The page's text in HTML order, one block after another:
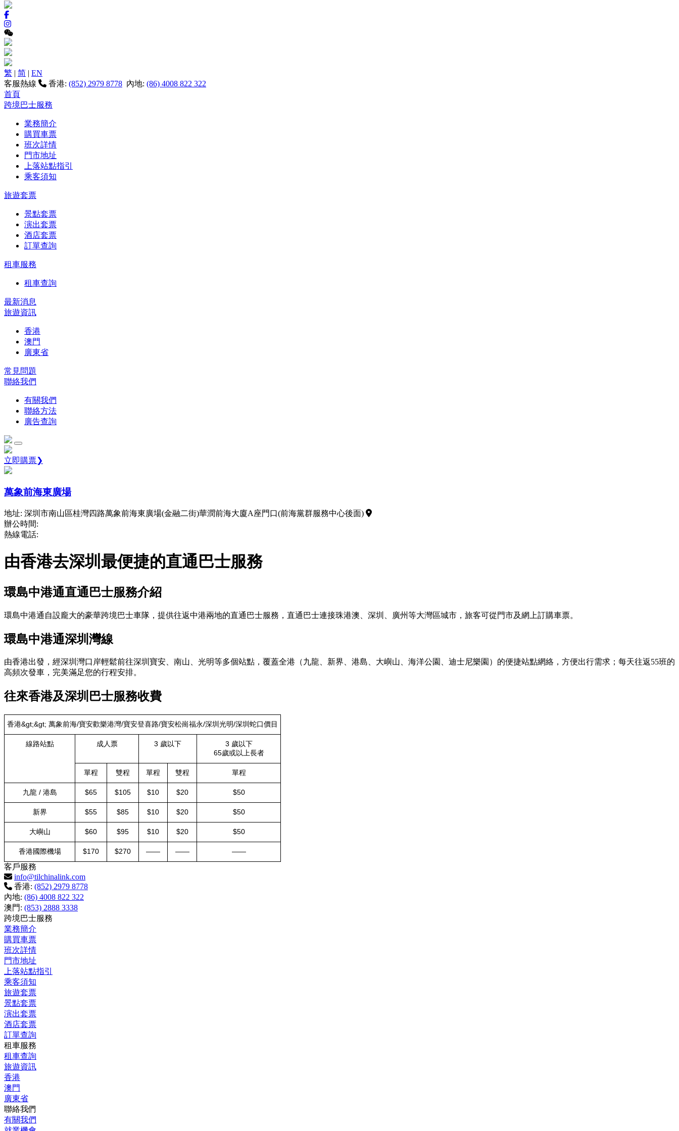
繁 | 简 | EN
客服熱線
香港: (852) 2979 8778 內地: (86) 4008 822 322
首頁
跨境巴士服務
業務簡介
購買車票
班次詳情
門市地址
上落站點指引
乘客須知
旅遊套票
景點套票
演出套票
酒店套票
訂單查詢
租車服務
租車查詢
最新消息
旅遊資訊
香港
澳門
廣東省
常見問題
聯絡我們
有關我們
聯絡方法
廣告查詢
立即購票❯
萬象前海東廣場
地址: 深圳市南山區桂灣四路萬象前海東廣場(金融二街)華潤前海大廈A座門口(前海黨群服務中心後面)
辦公時間:
熱線電話:
由香港去深圳最便捷的直通巴士服務
環島中港通直通巴士服務介紹
環島中港通自設龐大的豪華跨境巴士車隊，提供往返中港兩地的直通巴士服務，直通巴士連接珠港澳、深圳、廣州等大灣區城市，旅客可從門市及網上訂購車票。
環島中港通深圳灣線
由香港出發，經深圳灣口岸輕鬆前往深圳寶安、南山、光明等多個站點，覆蓋全港（九龍、新界、港島、大嶼山、海洋公園、迪士尼樂園）的便捷站點網絡，方便出行需求；每天往返55班的
高頻次發車，完美滿足您的行程安排。
往來香港及深圳巴士服務收費
香港&gt;&gt; 萬象前海/寶安歡樂港灣/寶安登喜路/寶安松崗福永/深圳光明/深圳蛇口價目
線路站點 成人票 3 歲以下
3 歲以下
65歲或以上長者
單程 雙程 單程 雙程 單程
九龍 / 港島 $65 $105 $10 $20 $50
新界 $55 $85 $10 $20 $50
大嶼山 $60 $95 $10 $20 $50
香港國際機場 $170 $270 —— —— ——
客戶服務
info@tilchinalink.com
香港: (852) 2979 8778
內地: (86) 4008 822 322
澳門: (853) 2888 3338
跨境巴士服務
業務簡介
購買車票
班次詳情
門市地址
上落站點指引
乘客須知
旅遊套票
景點套票
演出套票
酒店套票
訂單查詢
租車服務
租車查詢
旅遊資訊
香港
澳門
廣東省
聯絡我們
有關我們